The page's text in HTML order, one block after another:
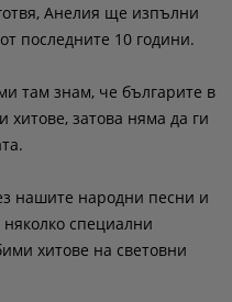
Анелия ще изпълни
последните 10 години.
там знам, че българите в
затова няма да ги
нашите народни песни и
специални
хитове на световни